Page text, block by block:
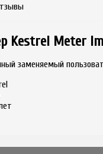
Kestrel Meter
заменяемый